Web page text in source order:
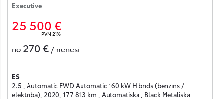
Executive
25 500 €
PVN 21%
no 270 € /mēnesī
ES
2.5 , Automatic FWD Automatic 160 kW Hibrīds (benzīns /
elektrība), 2020, 177 813 km , Automātiskā , Black Metāliska